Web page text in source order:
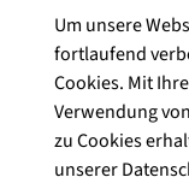
Die Vielfalt des
Um unsere
fortlaufend
Cookies. Mit
Verwendung
zu Cookies
unserer